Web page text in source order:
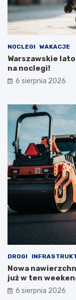
NOCLEGI WAKACJE
Warszawskie
na noclegi!
6 sierpnia 2026
DROGI
Nowa
już w ten
6 sierpnia 2026